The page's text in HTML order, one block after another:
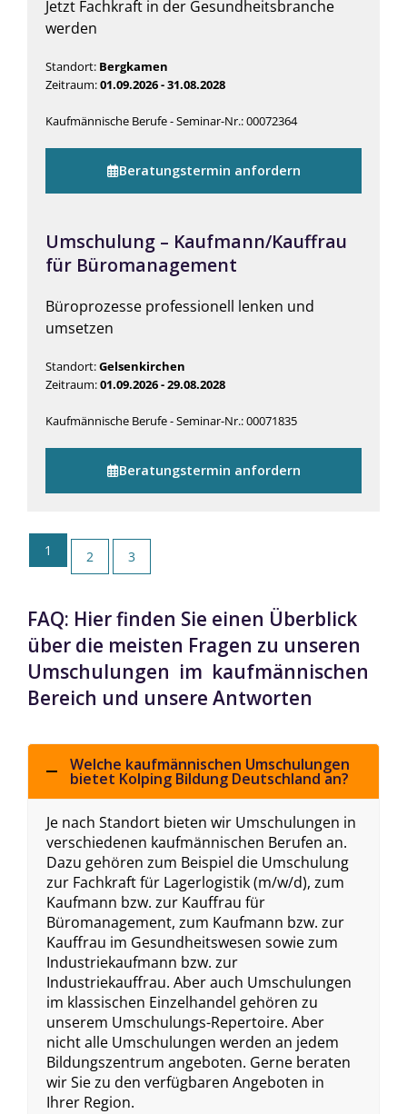
Jetzt Fachkraft in der Gesundheitsbranche
werden
Standort: Bergkamen
Zeitraum:01.09.2026 - 31.08.2028
Kaufmännische Berufe - Seminar-Nr.: 00072364
Beratungstermin anfordern
Umschulung – Kaufmann/Kauffrau
für Büromanagement
Büroprozesse professionell lenken und
umsetzen
Standort:Gelsenkirchen
Zeitraum:01.09.2026 - 29.08.2028
Kaufmännische Berufe - Seminar-Nr.: 00071835
Beratungstermin anfordern
1 2 3
FAQ: Hier finden Sie einen Überblick
über die meisten Fragen zu unseren
Umschulungen im kaufmännischen
Bereich und unsere Antworten
Welche kaufmännischen Umschulungen
bietet Kolping Bildung Deutschland an?
Je nach Standort bieten wir Umschulungen in
verschiedenen kaufmännischen Berufen an.
Dazu gehören zum Beispiel die Umschulung
zur Fachkraft für Lagerlogistik (m/w/d), zum
Kaufmann bzw. zur Kauffrau für
Büromanagement, zum Kaufmann bzw. zur
Kauffrau im Gesundheitswesen sowie zum
Industriekaufmann bzw. zur
Industriekauffrau. Aber auch Umschulungen
im klassischen Einzelhandel gehören zu
unserem Umschulungs-Repertoire. Aber
nicht alle Umschulungen werden an jedem
Bildungszentrum angeboten. Gerne beraten
wir Sie zu den verfügbaren Angeboten in
Ihrer Region.